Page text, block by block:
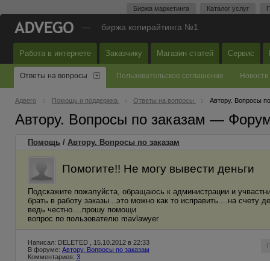
Биржа маркетинга Каталог услуг
— биржа копирайтинга №1
Работа в интернете Заказчику Магазин статей Сервис
Ответы на вопросы Пользовательское соглашение Новости
Адвего Помощь и поддержка Ответы на вопросы Автору. Вопросы
Автору. Вопросы по заказам —
Помощь / Автору. Вопросы по заказам
Помогите!! Не могу вывести деньги
Подскажите пожалуйста, обращаюсь к администрации и
брать в работу заказы...это можно как то исправить....на счету
ведь честно....прошу помощи
вопрос по пользователю mavlawyer
Написал: DELETED , 15.10.2012 в 22:33
В форуме: Автору. Вопросы по заказам
Комментариев: 3